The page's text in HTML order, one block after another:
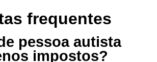
frequentes
pessoa autista
impostos?